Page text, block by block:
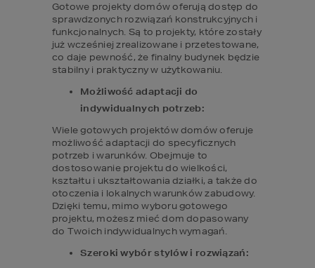
Gotowe projekty domów oferują dostęp do
sprawdzonych rozwiązań konstrukcyjnych i
funkcjonalnych. Są to projekty, które zostały
już wcześniej zrealizowane i przetestowane,
co daje pewność, że finalny budynek będzie
stabilny i praktyczny w użytkowaniu.
Możliwość adaptacji do
indywidualnych potrzeb:
Wiele gotowych projektów domów oferuje
możliwość adaptacji do specyficznych
potrzeb i warunków. Obejmuje to
dostosowanie projektu do wielkości,
kształtu i ukształtowania działki, a także do
otoczenia i lokalnych warunków zabudowy.
Dzięki temu, mimo wyboru gotowego
projektu, możesz mieć dom dopasowany
do Twoich indywidualnych wymagań.
Szeroki wybór stylów i rozwiązań: